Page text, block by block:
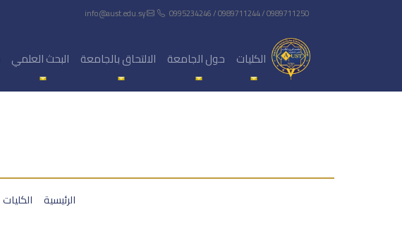
0995234246 / 0989711244 / 0989711250
الكليات حول الجامعة الالتحاق بالجامعة البحث العلمي
الرئيسية الكليات